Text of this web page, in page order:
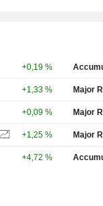
+0,19 %
+1,33 % Major
+0,09 % Major
+1,25 % Major
+4,72 %